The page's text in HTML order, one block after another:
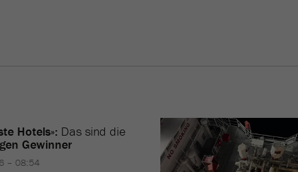
Hotels»: Das sind die
Gewinner
– 08:54